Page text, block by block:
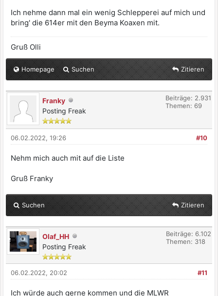
Ich nehme dann mal ein wenig Schlepperei auf mich und
bring' die 614er mit den Beyma Koaxen mit.
Gruß Olli
Homepage Suchen Zitieren
Franky
Posting Freak
Beiträge: 2.931
Themen: 69
#10
06.02.2022, 19:26
Nehm mich auch mit auf die Liste
Gruß Franky
Suchen Zitieren
Olaf_HH
Posting Freak
Beiträge: 6.102
Themen: 318
#11
06.02.2022, 20:02
Ich würde auch gerne kommen und die MLWR